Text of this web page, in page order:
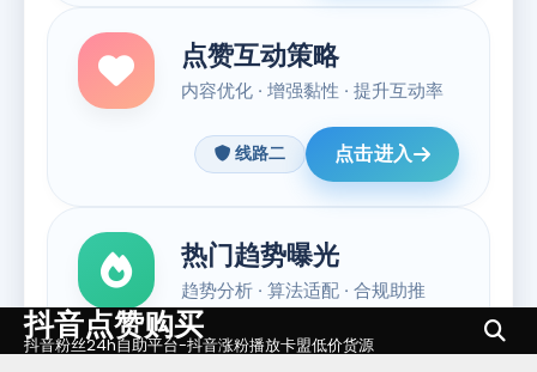
Skip
to
抖音点赞购买
抖音粉丝24h自助平台-抖音涨粉播放卡盟低价货源